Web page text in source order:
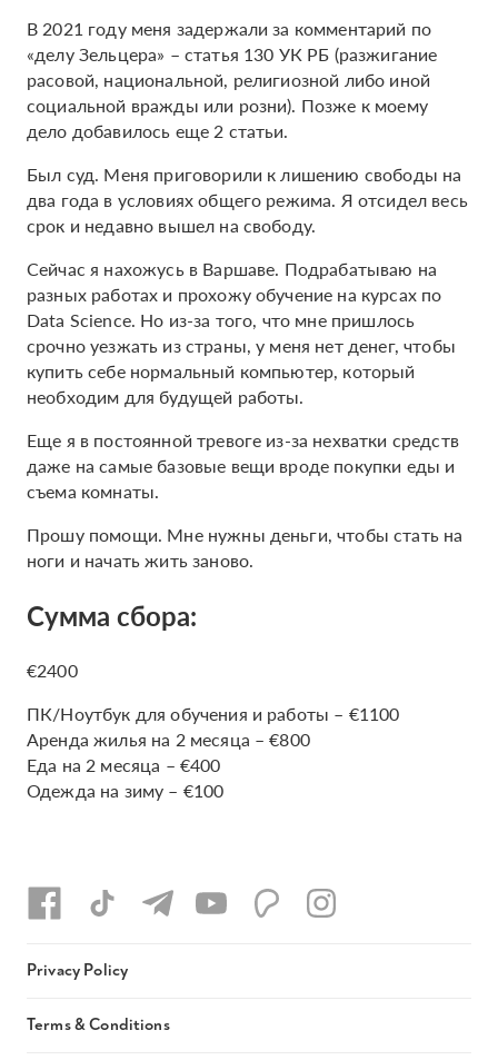
В 2021 году меня задержали за комментарий по
«делу Зельцера» – статья 130 УК РБ (разжигание
расовой, национальной, религиозной либо иной
социальной вражды или розни). Позже к моему
дело добавилось еще 2 статьи.
Был суд. Меня приговорили к лишению свободы на
два года в условиях общего режима. Я отсидел весь
срок и недавно вышел на свободу.
Сейчас я нахожусь в Варшаве. Подрабатываю на
разных работах и прохожу обучение на курсах по
Data Science. Но из-за того, что мне пришлось
срочно уезжать из страны, у меня нет денег, чтобы
купить себе нормальный компьютер, который
необходим для будущей работы.
Еще я в постоянной тревоге из-за нехватки средств
даже на самые базовые вещи вроде покупки еды и
съема комнаты.
Прошу помощи. Мне нужны деньги, чтобы стать на
ноги и начать жить заново.
Сумма сбора:
€2400
ПК/Ноутбук для обучения и работы – €1100
Аренда жилья на 2 месяца – €800
Еда на 2 месяца – €400
Одежда на зиму – €100
Privacy Policy
Terms & Conditions